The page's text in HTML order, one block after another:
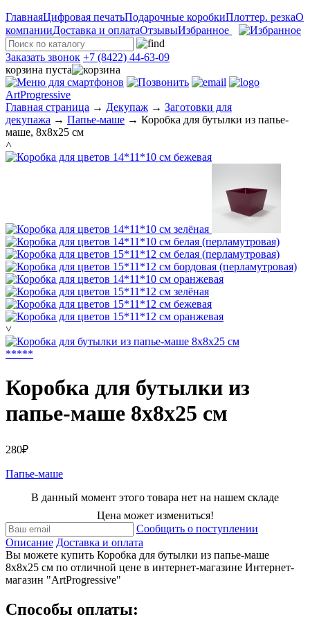
ГлавнаяЦифровая печатьПодарочные коробкиПлоттер. резкаО
компанииДоставка и оплатаОтзывыИзбранное
Заказать звонок +7 (8422) 44-63-09
корзина пуста
ArtProgressive
Главная страница → Декупаж → Заготовки для
декупажа → Папье-маше → Коробка для бутылки из папье-
маше, 8x8x25 cм
˄
˅
*****
Коробка для бутылки из
папье-маше 8x8x25 cм
280₽
Папье-маше
В данный момент этого товара нет на нашем складе
Цена может измениться!
Сообщить о поступлении
Описание Доставка и оплата
Вы можете купить Коробка для бутылки из папье-маше
8x8x25 cм по отличной цене в интернет-магазине Интернет-
магазин "ArtProgressive"
Способы оплаты: